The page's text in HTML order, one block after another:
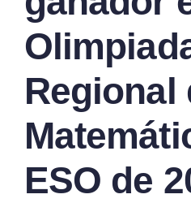
Regional
ESO de